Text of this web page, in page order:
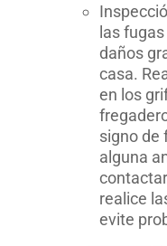
las
daños
casa.
en los
signo de
alguna
realice
evite